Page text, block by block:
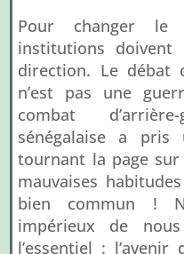
Pour changer
institutions doivent
direction. Le débat
n’est pas une
combat
sénégalaise a
tournant la page sur
mauvaises
bien commun !
impérieux de
l’essentiel :